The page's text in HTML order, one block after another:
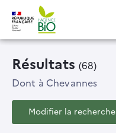
Résultats (68)
Dont à Chevannes
Modifier la recherche